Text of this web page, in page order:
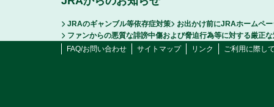
JRAのギャンブル等依存症対策
お出かけ前にJRAホームペ
ファンからの悪質な誹謗中傷および脅迫行為等に対する厳正
FAQ/お問い合わせ
サイトマップ リンク ご利用に際し